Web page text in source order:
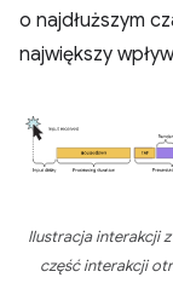
o najdłuższym
największy
Ilustracja interakcji
część interakcji